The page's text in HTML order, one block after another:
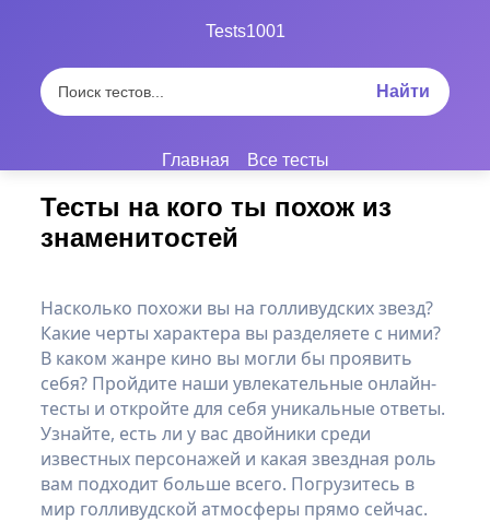
Tests1001
Найти
Главная Все тесты
Тесты на кого ты похож из
знаменитостей
Насколько похожи вы на голливудских звезд?
Какие черты характера вы разделяете с ними?
В каком жанре кино вы могли бы проявить
себя? Пройдите наши увлекательные онлайн-
тесты и откройте для себя уникальные ответы.
Узнайте, есть ли у вас двойники среди
известных персонажей и какая звездная роль
вам подходит больше всего. Погрузитесь в
мир голливудской атмосферы прямо сейчас.